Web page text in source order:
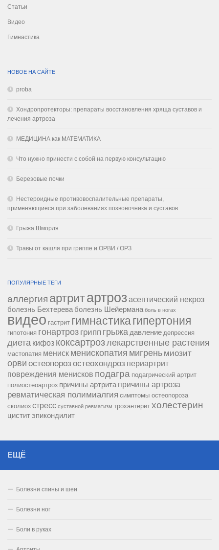
Статьи
Видео
Гимнастика
НОВОЕ НА САЙТЕ
proba
Хондропротекторы: препараты восстановления хряща суставов и
лечения артроза
МЕДИЦИНА как МАТЕМАТИКА
Что нужно принести с собой на первую консультацию
Березовые почки
Нестероидные противовоспалительные препараты,
применяющиеся при заболеваниях позвоночника и суставов
Грыжа Шморля
Травы от кашля при гриппе и ОРВИ / ОРЗ
ПОПУЛЯРНЫЕ ТЕГИ
аллергия артритартрозасептический некроз
болезнь Бехтерева болезнь Шейермана боль в ногах
видео гастрит гимнастикагипертония
гипотония гонартроз грипп грыжа давление депрессия
диета кифоз коксартроз лекарственные растения
мастопатия мениск менископатия мигрень миозит
орви остеопороз остеохондроз периартрит
повреждения менисков подагра подагрический артрит
полиостеоартроз причины артрита причины артроза
ревматическая полимиалгия симптомы остеопороза
сколиоз стресс суставной ревматизм трохантерит холестерин
циститэпикондилит
ЕЩЁ
Болезни спины и шеи
Болезни ног
Боли в руках